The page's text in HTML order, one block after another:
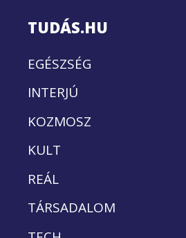
TUDÁS.HU
EGÉSZSÉG
INTERJÚ
KOZMOSZ
KULT
REÁL
TÁRSADALOM